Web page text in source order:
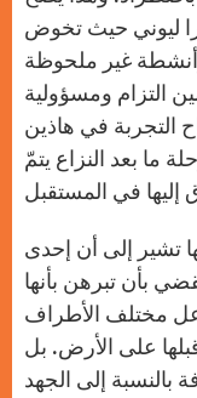
ليوني حيث تخوض
غير ملحوظة
التزام ومسؤولية
التجربة في هاذين
ما بعد النزاع يتمّ
تشير إلى أن إحدى
بأن تبرهن بأنها
عل مختلف الأطراف
على الأرض. بل
بالنسبة إلى الجهد